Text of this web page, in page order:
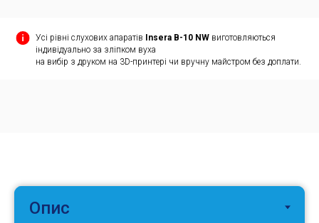
Усі рівні слухових апаратів Insera B-10 NW виготовляються
індивідуально за зліпком вуха
на вибір з друком на 3D-принтері чи вручну майстром без доплати.